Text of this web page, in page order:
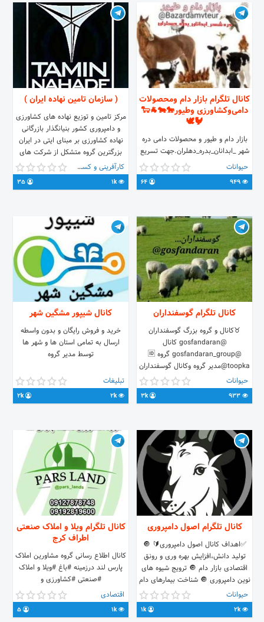
کانال تلگرام بازار دام ومحصولات
دامی‌وکشاورزی وطیور🐎🐄🐐🐑
🐓🕊
بازار دام و طیور و محصولات دامی دره
شهر _ابدانان_بدره_دهلران.جهت تسریع
در خرید و فروش دام .خریدو فروش به
صورت مستقیم است. هیچ گونه
مسئولیتی درقبال خرید و فروش متوجه
@bazardamvatoyor
حیوانات
( سازمان تامین نهاده ایران )
مرکز تامین و توزیع نهاده های کشاورزی
و دامپروری کشور بنیانگذار بازرگانی
نهاده کشاورزی بر مبنای ایتی در ایران
بزرگترین گروه متشکل از شرکت های
نهاده کشاورزی/دامپروری و مشتقات
نفتی در کشور تولیدکننده و تامین کننده
مصارف داخلی و بین المللی
کارآفرینی و کسب و کار
1k
کانال تلگرام گوسفنداران
♉کانال و گروه بزرگ گوسفنداران
@gosfandaran کانال
@gosfandaran_group گروه 🆔
@toopkaمدیر گروه وکانال گوسفنداران
حیوانات
3k
کانال شیپور مشگین شهر
خرید و فروش رایگان و بدون واسطه
ارسال به تمامی استان ها و شهر ها
توسط مدیر گروه
تبلیغات
2k
2k
کانال تلگرام اصول دامپروری
✅اهداف کانال اصول دامپروری🔰 🔘
تولید دانش،افزایش بهره وری و رونق
اقتصادی بازار دام 🔘 ترویج شیوه های
نوین دامپروری 🔘 شناخت بیمارهای دام
وپیشگیری و درمان آن 🔘 آشنایی با
انواع نژادهای دام سبک ✅ لینک کانال
👇
حیوانات
2k
1k
کانال تلگرام ویلا و املاک صنعتی
اطراف کرج
کانال اطلاع رسانی گروه مشاورین املاک
پارس لند درزمینه #باغ #ویلا و املاک
#صنعتی #کشاورزی و
#فرآورده_های_دامی_و_کشاورزی #کرج
#قزوین #هشتگرد #آبیک #خرید
#فروش #اجاره شماره های تماس :
اقتصادی
1k